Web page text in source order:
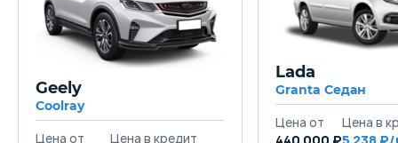
Geely
Coolray
Lada
Granta Седан